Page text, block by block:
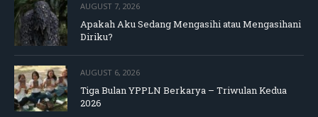
AUGUST 7, 2026
Apakah Aku Sedang Mengasihi atau Mengasihani
Diriku?
AUGUST 6, 2026
Tiga Bulan YPPLN Berkarya – Triwulan Kedua
2026